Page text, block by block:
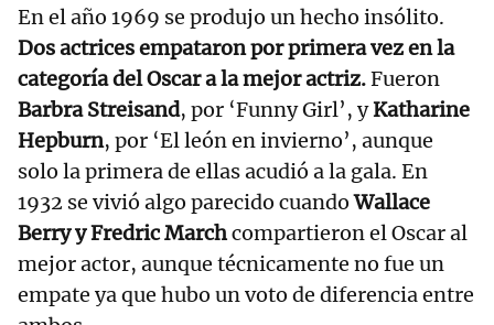
En el año 1969 se produjo un hecho insólito.
Dos actrices empataron por primera vez en la
categoría del Oscar a la mejor actriz.Fueron
Barbra Streisand, por ‘Funny Girl’, yKatharine
Hepburn, por ‘El león en invierno’, aunque
solo la primera de ellas acudió a la gala. En
1932 se vivió algo parecido cuandoWallace
Berry y Fredric Marchcompartieron el Oscar al
mejor actor, aunque técnicamente no fue un
empate ya que hubo un voto de diferencia entre